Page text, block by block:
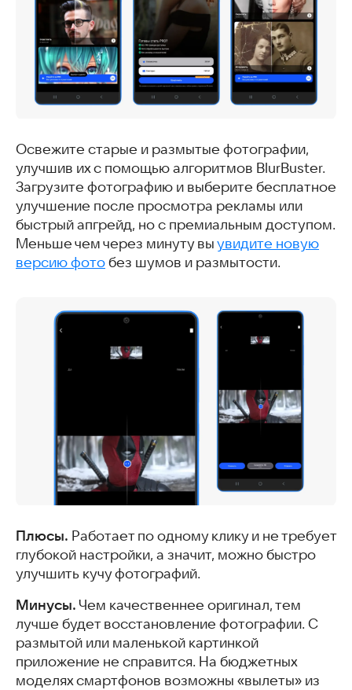
Освежите старые и размытые фотографии,
улучшив их с помощью алгоритмов BlurBuster.
Загрузите фотографию и выберите бесплатное
улучшение после просмотра рекламы или
быстрый апгрейд, но с премиальным доступом.
Меньше чем через минуту вы увидите новую
версию фото без шумов и размытости.
Плюсы. Работает по одному клику и не требует
глубокой настройки, а значит, можно быстро
улучшить кучу фотографий.
Минусы. Чем качественнее оригинал, тем
лучше будет восстановление фотографии. С
размытой или маленькой картинкой
приложение не справится. На бюджетных
моделях смартфонов возможны «вылеты» из